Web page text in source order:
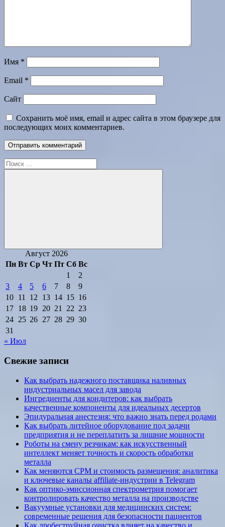
Имя *
Email *
Сайт
Сохранить моё имя, email и адрес сайта в этом браузере для
последующих моих комментариев.
Поиск
для:
Поиск
Август 2026
Пн Вт Ср Чт Пт Сб Вс
1
2
3
4 5 6 7 8
9
10 11 12 13 14 15 16
17 18 19 20 21 22 23
24 25 26 27 28 29 30
31
« Июл
Свежие записи
Как выбрать надежного поставщика наливных
индустриальных масел для завода
Ингредиенты для кондитеров: как выбрать
качественные компоненты для идеальных десертов
Эпидуральная анестезия: что важно знать перед родами
Как выбрать литейное оборудование под задачи
предприятия и не переплатить за лишние мощности
Роботы на смену резчикам: как искусственный
интеллект меняет точность и скорость обработки
металла
Как меняются CPM и стоимость размещения: аналитика
и ключевые каналы affiliate-индустрии в Telegram
Как оптико-эмиссионная спектрометрия помогает
контролировать качество металла на производстве
Вакуумные установки для медицинских систем:
современные решения для безопасности пациентов
Как дробеструйная очистка влияет на качество и